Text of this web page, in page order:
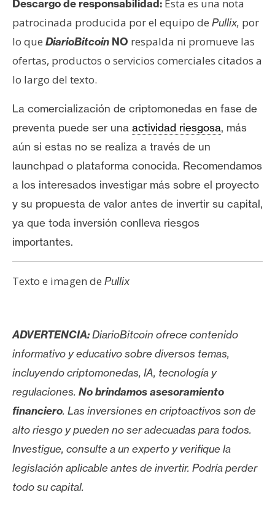
Descargo de responsabilidad: Esta es una nota
patrocinada producida por el equipo de Pullix, por
lo que DiarioBitcoin NO respalda ni promueve las
ofertas, productos o servicios comerciales citados a
lo largo del texto.
La comercialización de criptomonedas en fase de
preventa puede ser una actividad riesgosa, más
aún si estas no se realiza a través de un
launchpad o plataforma conocida. Recomendamos
a los interesados investigar más sobre el proyecto
y su propuesta de valor antes de invertir su capital,
ya que toda inversión conlleva riesgos
importantes.
Texto e imagen de Pullix
ADVERTENCIA:DiarioBitcoin ofrece contenido
informativo y educativo sobre diversos temas,
incluyendo criptomonedas, IA, tecnología y
regulaciones. No brindamos asesoramiento
financiero. Las inversiones en criptoactivos son de
alto riesgo y pueden no ser adecuadas para todos.
Investigue, consulte a un experto y verifique la
legislación aplicable antes de invertir. Podría perder
todo su capital.